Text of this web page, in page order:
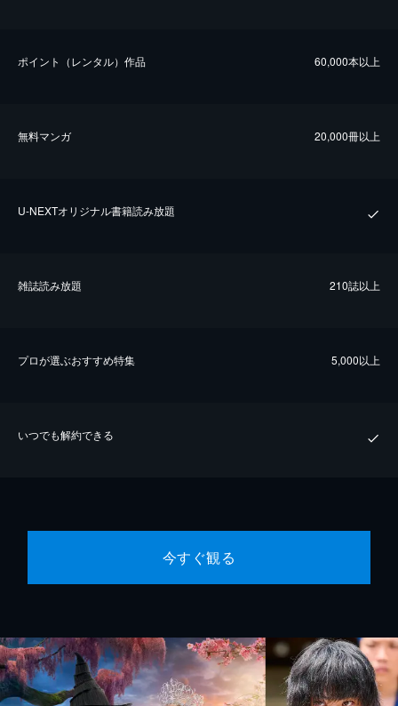
ポイント（レンタル）作品 60,000本以上
無料マンガ 20,000冊以上
U-NEXTオリジナル書籍読み放題
雑誌読み放題 210誌以上
プロが選ぶおすすめ特集 5,000以上
いつでも解約できる
今すぐ観る